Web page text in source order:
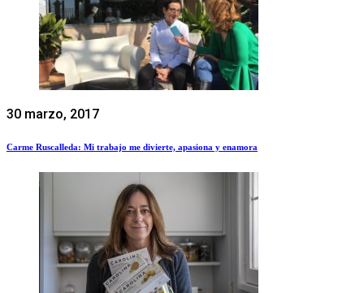
30 marzo, 2017
Carme Ruscalleda: Mi trabajo me divierte, apasiona y enamora